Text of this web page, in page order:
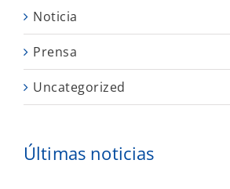
Noticia
Prensa
Uncategorized
Últimas noticias